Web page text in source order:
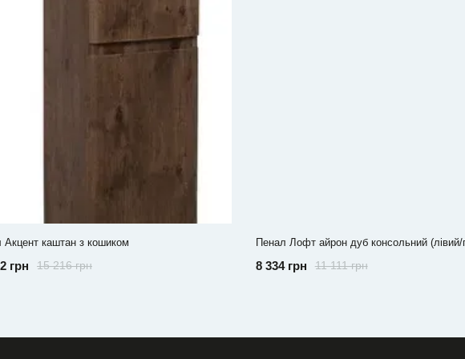
Акцент каштан з кошиком
15 216 грн
грн
Пенал Лофт айрон дуб консольний (лівий/
11 111 грн
8 334 грн